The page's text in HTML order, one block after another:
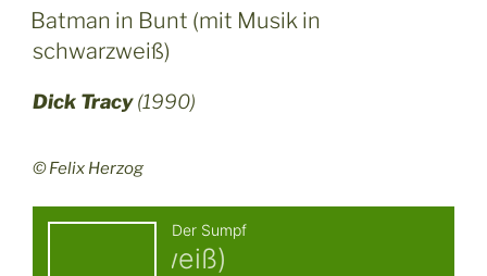
Batman in Bunt (mit Musik in
schwarzweiß)
Dick Tracy(1990)
© Felix Herzog